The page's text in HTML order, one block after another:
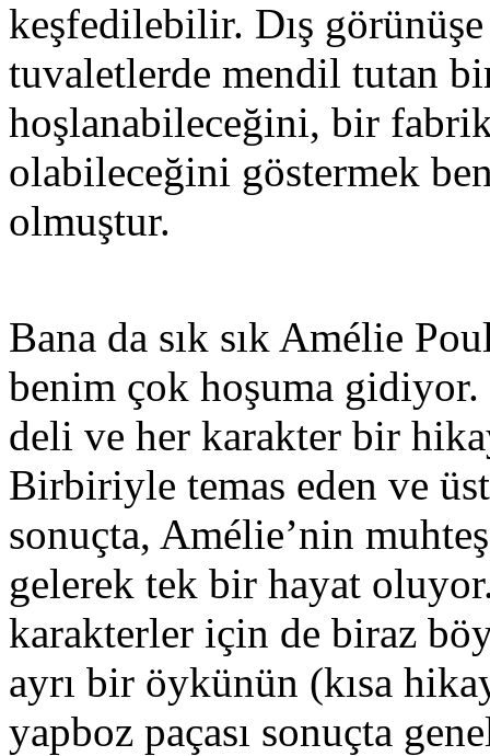
keşfedilebilir. Dış
tuvaletlerde mendil tutan
hoşlanabileceğini, bir
olabileceğini göstermek
olmuştur.
Bana da sık sık Amélie
benim çok hoşuma
deli ve her karakter bir
Birbiriyle temas eden ve
sonuçta, Amélie’nin
gelerek tek bir hayat
karakterler için de biraz
ayrı bir öykünün (kısa
yapboz paçası sonuçta